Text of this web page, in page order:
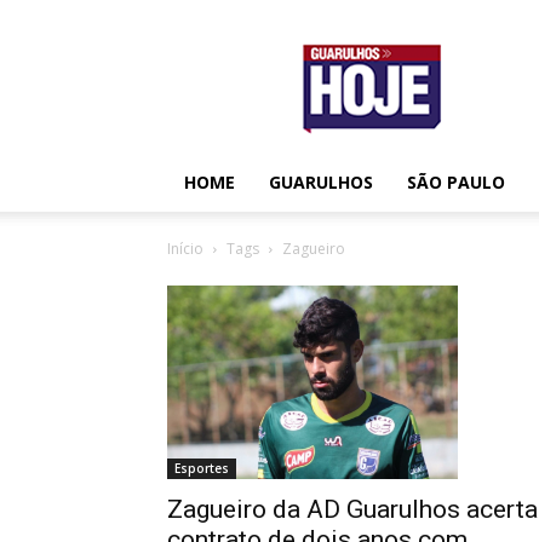
Guarulhos
Hoje
HOME GUARULHOS SÃO PAULO
Início Tags Zagueiro
Esportes
Zagueiro da AD Guarulhos acerta